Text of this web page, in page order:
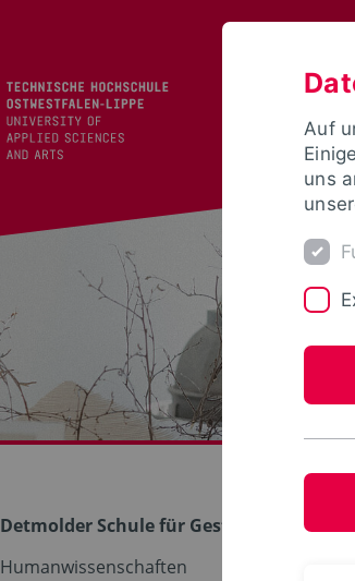
Detmolder Schule für Gestaltung
Humanwissenschaften
Auf
uns